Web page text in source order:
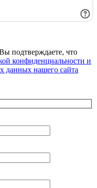
подтверждаете, что
конфиденциальности и
данных нашего сайта